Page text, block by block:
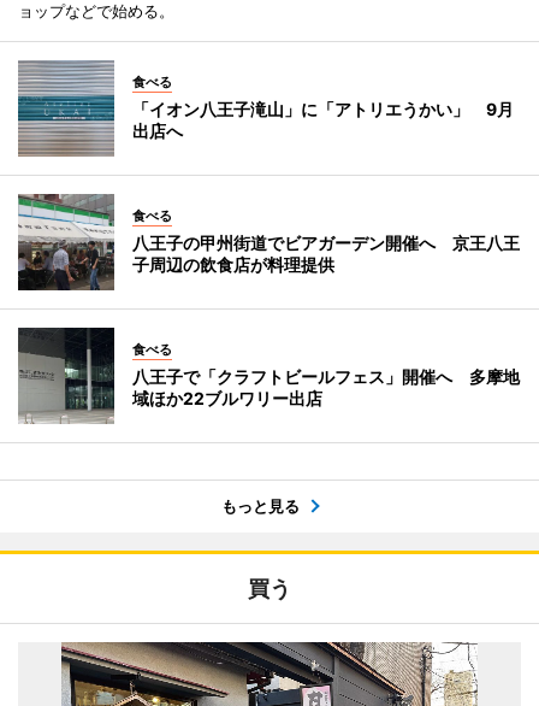
ョップなどで始める。
食べる
「イオン八王子滝山」に「アトリエうかい」 9月
出店へ
食べる
八王子の甲州街道でビアガーデン開催へ 京王八王
子周辺の飲食店が料理提供
食べる
八王子で「クラフトビールフェス」開催へ 多摩地
域ほか22ブルワリー出店
もっと見る
買う